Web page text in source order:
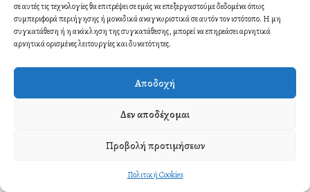
σε αυτές τις τεχνολογίες θα επιτρέψει σε εμάς να επεξεργαστούμε δεδομένα όπως
συμπεριφορά περιήγησης ή μοναδικά αναγνωριστικά σε αυτόν τον ιστότοπο. Η μη
συγκατάθεση ή η ανάκληση της συγκατάθεσης, μπορεί να επηρεάσει αρνητικά
αρνητικά ορισμένες λειτουργίες και δυνατότητες.
Αποδοχή
Δεν αποδέχομαι
Προβολή προτιμήσεων
Πολιτική Cookies